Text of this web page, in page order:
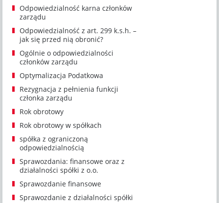
Odpowiedzialność karna członków
zarządu
Odpowiedzialność z art. 299 k.s.h. –
jak się przed nią obronić?
Ogólnie o odpowiedzialności
członków zarządu
Optymalizacja Podatkowa
Rezygnacja z pełnienia funkcji
członka zarządu
Rok obrotowy
Rok obrotowy w spółkach
spółka z ograniczoną
odpowiedzialnością
Sprawozdania: finansowe oraz z
działalności spółki z o.o.
Sprawozdanie finansowe
Sprawozdanie z działalności spółki